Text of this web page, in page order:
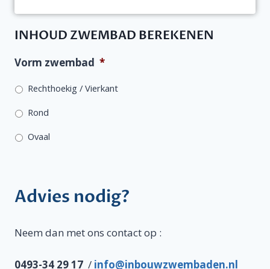
INHOUD ZWEMBAD BEREKENEN
Vorm zwembad *
Rechthoekig / Vierkant
Rond
Ovaal
Advies nodig?
Neem dan met ons contact op :
0493-34 29 17 / info@inbouwzwembaden.nl